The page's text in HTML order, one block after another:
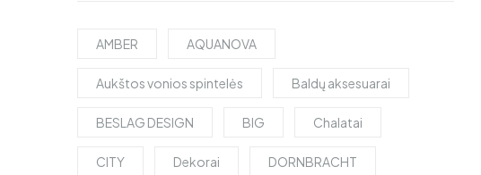
AMBER AQUANOVA
Aukštos vonios spintelės Baldų aksesuarai
BESLAG DESIGN BIG Chalatai
CITY Dekorai DORNBRACHT